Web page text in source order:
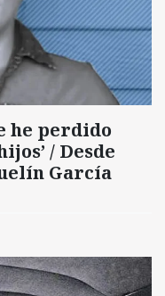
he perdido
/ Desde
García